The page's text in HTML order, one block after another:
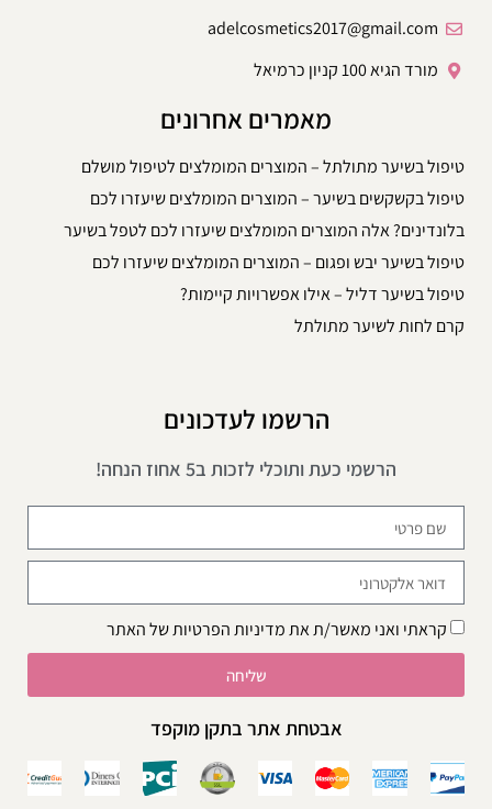
adelcosmetics2017@gmail.com
מורד הגיא 100 קניון כרמיאל
מאמרים אחרונים
טיפול בשיער מתולתל – המוצרים המומלצים לטיפול מושלם
טיפול בקשקשים בשיער – המוצרים המומלצים שיעזרו לכם
בלונדינים? אלה המוצרים המומלצים שיעזרו לכם לטפל בשיער
טיפול בשיער יבש ופגום – המוצרים המומלצים שיעזרו לכם
טיפול בשיער דליל – אילו אפשרויות קיימות?
קרם לחות לשיער מתולתל
הרשמו לעדכונים
הרשמי כעת ותוכלי לזכות ב5 אחוז הנחה!
קראתי ואני מאשר/ת אתמדיניות הפרטיותשל האתר
שליחה
אבטחת אתר בתקן מוקפד